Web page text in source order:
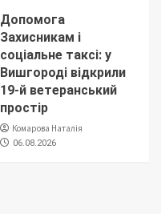
Допомога
Захисникам і
соціальне таксі: у
Вишгороді відкрили
19-й ветеранський
простір
Комарова Наталія
06.08.2026